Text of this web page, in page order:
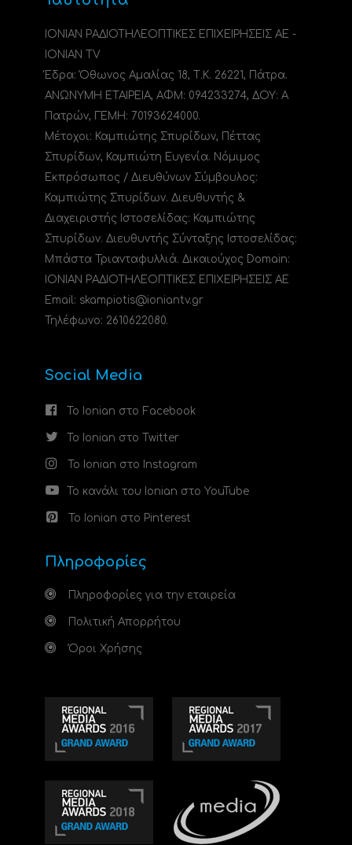
ΙΟΝΙΑΝ ΡΑΔΙΟΤΗΛΕΟΠΤΙΚΕΣ ΕΠΙΧΕΙΡΗΣΕΙΣ ΑΕ -
IONIAN TV
Έδρα: Όθωνος Αμαλίας 18, Τ.Κ. 26221, Πάτρα.
ΑΝΩΝΥΜΗ ΕΤΑΙΡΕΙΑ, ΑΦΜ: 094233274, ΔΟΥ: A
Πατρών, ΓΕΜΗ: 70193624000.
Μέτοχοι: Καμπιώτης Σπυρίδων, Πέττας
Σπυρίδων, Καμπιώτη Ευγενία. Νόμιμος
Εκπρόσωπος / Διευθύνων Σύμβουλος:
Καμπιώτης Σπυρίδων. Διευθυντής &
Διαχειριστής Ιστοσελίδας: Καμπιώτης
Σπυρίδων. Διευθυντής Σύνταξης Ιστοσελίδας:
Μπάστα Τριανταφυλλιά. Δικαιούχος Domain:
ΙΟΝΙΑΝ ΡΑΔΙΟΤΗΛΕΟΠΤΙΚΕΣ ΕΠΙΧΕΙΡΗΣΕΙΣ ΑΕ
Email: skampiotis@ioniantv.gr
Τηλέφωνο: 2610622080.
Social Media
Το Ionian στο Facebook
Το Ionian στο Twitter
Το Ionian στο Instagram
Το κανάλι του Ionian στο YouTube
Το Ionian στο Pinterest
Πληροφορίες
Πληροφορίες για την εταιρεία
Πολιτική Απορρήτου
Όροι Χρήσης